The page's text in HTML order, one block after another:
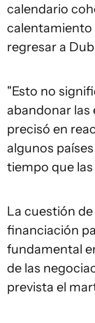
calendario
calentamiento
regresar a
"Esto no
abandonar las
precisó en
algunos
tiempo que
La cuestión
financiación
fundamental
de las
prevista el